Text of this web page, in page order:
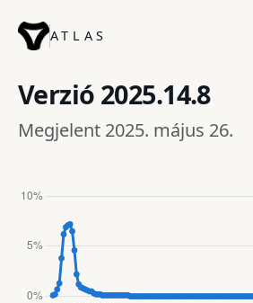
ATLAS
Verzió 2025.14.8
Megjelent 2025. május 26.